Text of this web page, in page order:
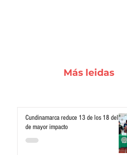
Más leidas
Cundinamarca reduce 13 de los 18 delitos
de mayor impacto